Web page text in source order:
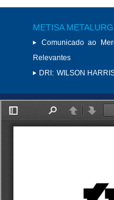
METISA
Comunicado ao
Relevantes
DRI: WILSON